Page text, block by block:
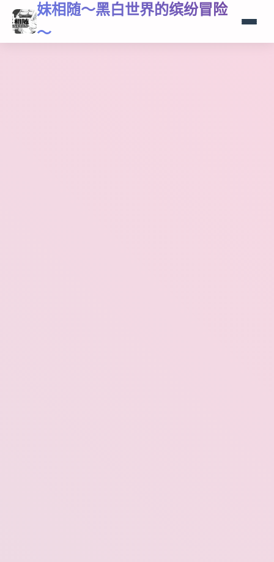
妹相随～黑白世界的缤纷冒险
～